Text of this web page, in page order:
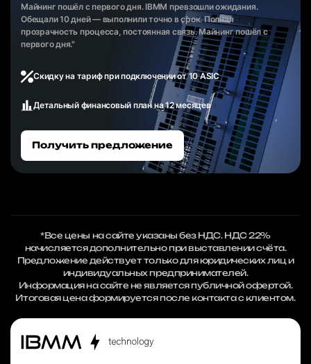
Майнинг пошёл с первого дня. IBMM превзошли ожидания.
Обещали 10 дней — выполнили точно в срок. Полная
прозрачность процесса, постоянная связь. Майнинг пошёл с
первого дня."
Скидку на тариф при подключении от 10 ASIC
Детальный финансовый план на 12 месяцев
Получить предложение
*Все цены на сайте указаны без НДС. НДС 22%
начисляется дополнительно при выставлении счёта.
Предложение действует только для юридических лиц и
индивидуальных предпринимателей.
Информация на сайте не является публичной офертой.
Итоговая цена формируется после контакта с клиентом.